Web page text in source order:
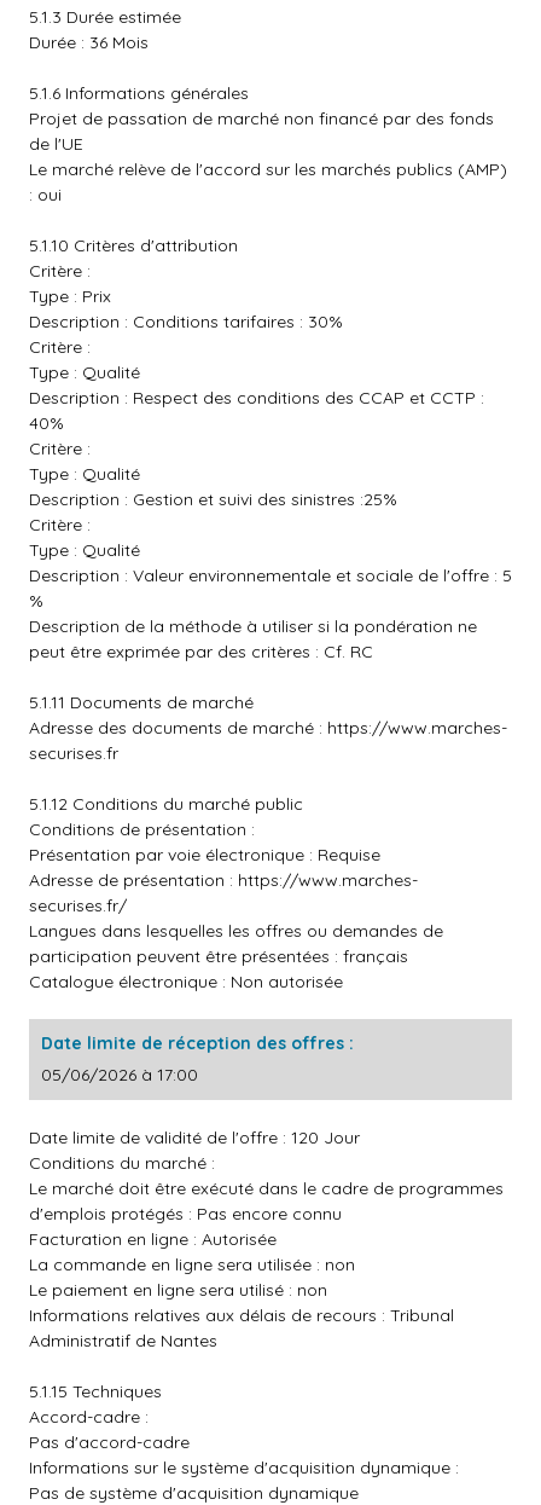
5.1.3 Durée estimée
Durée : 36 Mois
5.1.6 Informations générales
Projet de passation de marché non financé par des fonds
de l'UE
Le marché relève de l'accord sur les marchés publics (AMP)
: oui
5.1.10 Critères d'attribution
Critère :
Type : Prix
Description : Conditions tarifaires : 30%
Critère :
Type : Qualité
Description : Respect des conditions des CCAP et CCTP :
40%
Critère :
Type : Qualité
Description : Gestion et suivi des sinistres :25%
Critère :
Type : Qualité
Description : Valeur environnementale et sociale de l'offre : 5
%
Description de la méthode à utiliser si la pondération ne
peut être exprimée par des critères : Cf. RC
5.1.11 Documents de marché
Adresse des documents de marché : https://www.marches-
securises.fr
5.1.12 Conditions du marché public
Conditions de présentation :
Présentation par voie électronique : Requise
Adresse de présentation : https://www.marches-
securises.fr/
Langues dans lesquelles les offres ou demandes de
participation peuvent être présentées : français
Catalogue électronique : Non autorisée
Date limite de réception des offres :
05/06/2026 à 17:00
Date limite de validité de l'offre : 120 Jour
Conditions du marché :
Le marché doit être exécuté dans le cadre de programmes
d'emplois protégés : Pas encore connu
Facturation en ligne : Autorisée
La commande en ligne sera utilisée : non
Le paiement en ligne sera utilisé : non
Informations relatives aux délais de recours : Tribunal
Administratif de Nantes
5.1.15 Techniques
Accord-cadre :
Pas d'accord-cadre
Informations sur le système d'acquisition dynamique :
Pas de système d'acquisition dynamique